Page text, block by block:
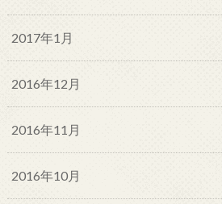
2017年1月
2016年12月
2016年11月
2016年10月